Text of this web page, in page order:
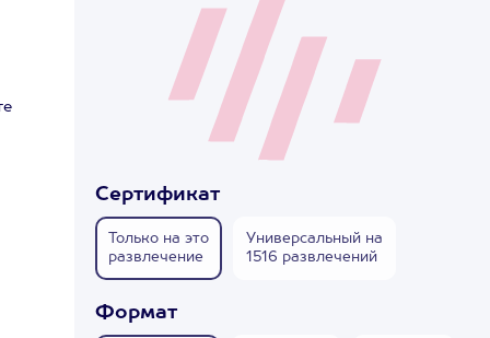
Сертификат
Только на это
развлечение
Универсальный на
1516 развлечений
Формат